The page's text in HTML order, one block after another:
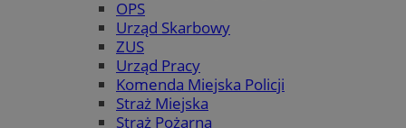
OPS
Urząd Skarbowy
ZUS
Urząd Pracy
Komenda Miejska Policji
Straż Miejska
Straż Pożarna